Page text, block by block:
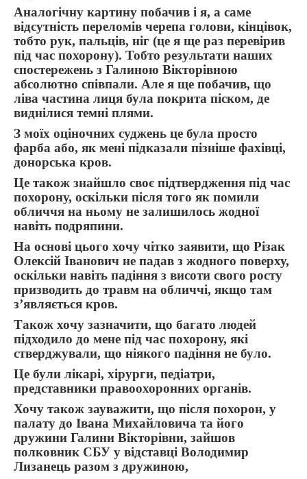
Аналогічну картину побачив і я, а саме
відсутність переломів черепа голови, кінцівок,
тобто рук, пальців, ніг (це я ще раз перевірив
під час похорону). Тобто результати наших
спостережень з Галиною Вікторівною
абсолютно співпали. Але я ще побачив, що
ліва частина лиця була покрита піском, де
виднілися темні плями.
З моїх оціночних суджень це була просто
фарба або, як мені підказали пізніше фахівці,
донорська кров.
Це також знайшло своє підтвердження під час
похорону, оскільки після того як помили
обличчя на ньому не залишилось жодної
навіть подряпини.
На основі цього хочу чітко заявити, що Різак
Олексій Іванович не падав з жодного поверху,
оскільки навіть падіння з висоти свого росту
призводить до травм на обличчі, якщо там
з’являється кров.
Також хочу зазначити, що багато людей
підходило до мене під час похорону, які
стверджували, що ніякого падіння не було.
Це були лікарі, хірурги, педіатри,
представники правоохоронних органів.
Хочу також зауважити, що після похорон, у
палату до Івана Михайловича та його
дружини Галини Вікторівни, зайшов
полковник СБУ у відставці Володимир
Лизанець разом з дружиною,